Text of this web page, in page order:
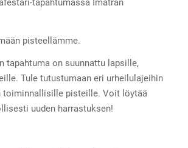
tapahtumassa Imatran
pisteellämme.
tapahtuma on suunnattu lapsille,
Tule tutustumaan eri urheilulajeihin
toiminnallisille pisteille. Voit löytää
uuden harrastuksen!